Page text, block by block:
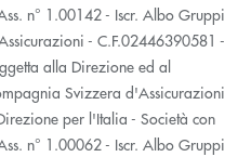
n° 1.00142 - Iscr. Albo Gruppi
- C.F.02446390581 -
alla Direzione ed al
Svizzera d'Assicurazioni
per l'Italia - Società con
n° 1.00062 - Iscr. Albo Gruppi